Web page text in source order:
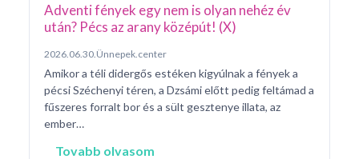
Adventi fények egy nem is olyan nehéz év
után? Pécs az arany középút! (X)
2026.06.30. Ünnepek.center
Amikor a téli didergős estéken kigyúlnak a fények a
pécsi Széchenyi téren, a Dzsámi előtt pedig feltámad a
fűszeres forralt bor és a sült gesztenye illata, az
ember…
Tovabb olvasom